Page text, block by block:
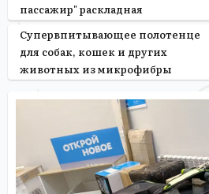
пассажир" раскладная
Супервпитывающее полотенце
для собак, кошек и других
животных из микрофибры